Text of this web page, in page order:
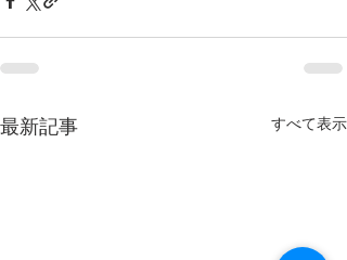
最新記事 すべて表示